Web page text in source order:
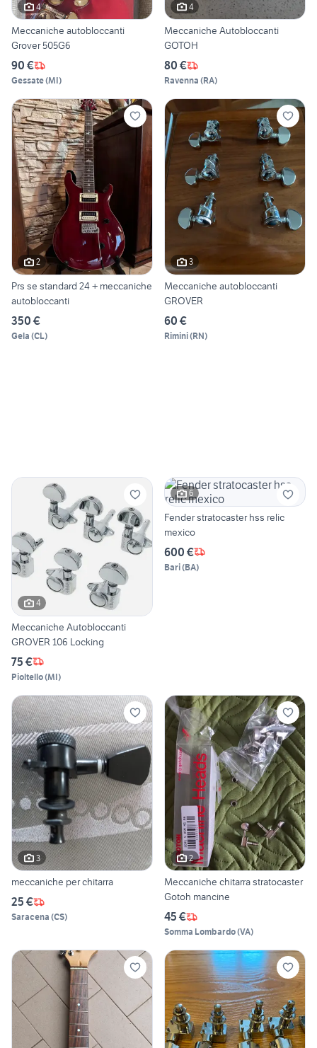
4
Meccaniche autobloccanti
Grover 505G6
90 €
Gessate(MI)
4
Meccaniche Autobloccanti
GOTOH
80 €
Ravenna (RA)
2
Prs se standard 24 + meccaniche
autobloccanti
350 €
Gela (CL)
3
Meccaniche autobloccanti
GROVER
60 €
Rimini(RN)
4
Meccaniche Autobloccanti
GROVER 106 Locking
75 €
Pioltello(MI)
6
Fender stratocaster hss relic
mexico
600 €
Bari(BA)
3
meccaniche per chitarra
25 €
Saracena (CS)
2
Meccaniche chitarra stratocaster
Gotoh mancine
45 €
Somma Lombardo(VA)